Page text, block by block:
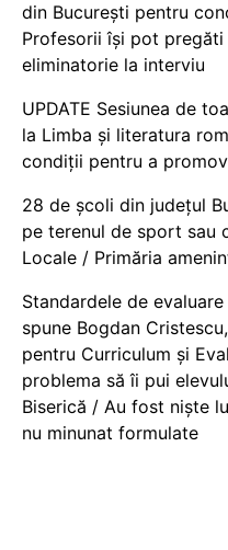
din București pentru
Profesorii își pot
eliminatorie la interviu
UPDATE Sesiunea de
la Limba și literatura
condiții pentru a
28 de școli din județul
pe terenul de sport sau
Locale / Primăria
Standardele de
spune Bogdan
pentru Curriculum și
problema să îi pui
Biserică / Au fost niște
nu minunat formulate